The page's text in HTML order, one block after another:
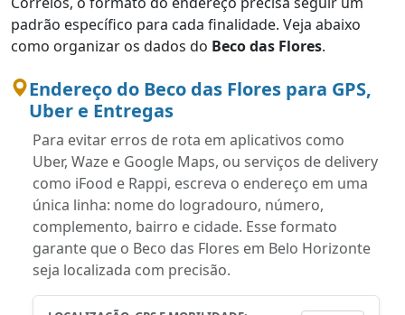
padrão específico para cada finalidade. Veja abaixo
como organizar os dados do Beco das Flores.
Endereço do Beco das Flores para GPS,
Uber e Entregas
Para evitar erros de rota em aplicativos como
Uber, Waze e Google Maps, ou serviços de delivery
como iFood e Rappi, escreva o endereço em uma
única linha: nome do logradouro, número,
complemento, bairro e cidade. Esse formato
garante que o Beco das Flores em Belo Horizonte
seja localizada com precisão.